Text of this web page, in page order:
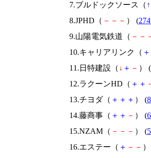
7.ブルドックソース（ ↑
8.JPHD（ － － － ） (
9.山陽電気鉄道（ － －
10.キャリアリンク（ ＋
11.日特建設（ ↓ ＋ － ） (
12.ラクーンHD（ ＋ ＋
13.チヨダ（ ＋ ＋ ＋ ） (
14.藤商事（ ＋ ＋ － ） (
15.NZAM（ － － － ） (
16.エステー（ ＋ － －